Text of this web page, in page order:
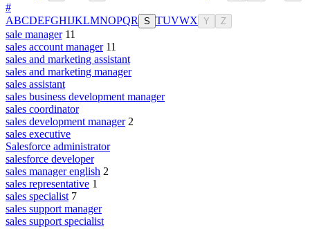
#
ABCDEFGHIJKLMNOPQR S TUVWX Y Z
sale manager 11
sales account manager 11
sales and marketing assistant
sales and marketing manager
sales assistant
sales business development manager
sales coordinator
sales development manager 2
sales executive
Salesforce administrator
salesforce developer
sales manager english 2
sales representative 1
sales specialist 7
sales support manager
sales support specialist